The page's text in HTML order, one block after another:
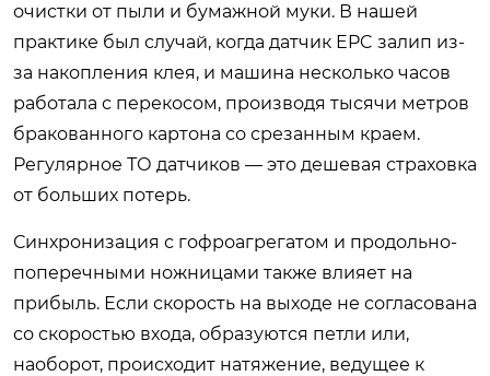
очистки от пыли и бумажной муки. В нашей
практике был случай, когда датчик EPC залип из-
за накопления клея, и машина несколько часов
работала с перекосом, производя тысячи метров
бракованного картона со срезанным краем.
Регулярное ТО датчиков — это дешевая страховка
от больших потерь.
Синхронизация с гофроагрегатом и продольно-
поперечными ножницами также влияет на
прибыль. Если скорость на выходе не согласована
со скоростью входа, образуются петли или,
наоборот, происходит натяжение, ведущее к